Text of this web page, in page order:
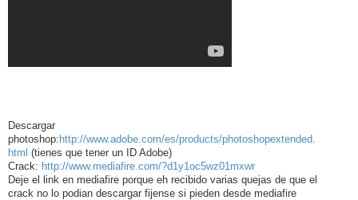
Descargar
photoshop:http://www.adobe.com/es/products/photoshopextended.
html (tienes que tener un ID Adobe)
Crack: http://www.mediafire.com/?d1y1oc5wz01mxwr
Deje el link en mediafire porque eh recibido varias quejas de que el
crack no lo podian descargar fijense si pieden desde mediafire